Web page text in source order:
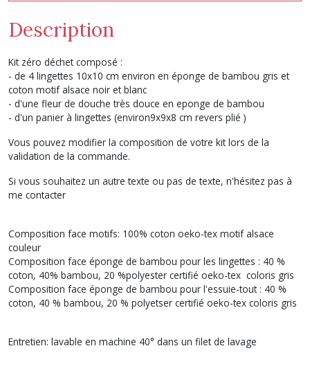
Description
Kit zéro déchet composé :
- de 4 lingettes 10x10 cm environ en éponge de bambou gris et
coton motif alsace noir et blanc
- d'une fleur de douche très douce en eponge de bambou
- d'un panier à lingettes (environ9x9x8 cm revers plié )
Vous pouvez modifier la composition de votre kit lors de la
validation de la commande.
Si vous souhaitez un autre texte ou pas de texte, n'hésitez pas à
me contacter
Composition face motifs: 100% coton oeko-tex motif alsace
couleur
Composition face éponge de bambou pour les lingettes : 40 %
coton, 40% bambou, 20 %polyester certifié oeko-tex coloris gris
Composition face éponge de bambou pour l'essuie-tout : 40 %
coton, 40 % bambou, 20 % polyetser certifié oeko-tex coloris gris
Entretien: lavable en machine 40° dans un filet de lavage